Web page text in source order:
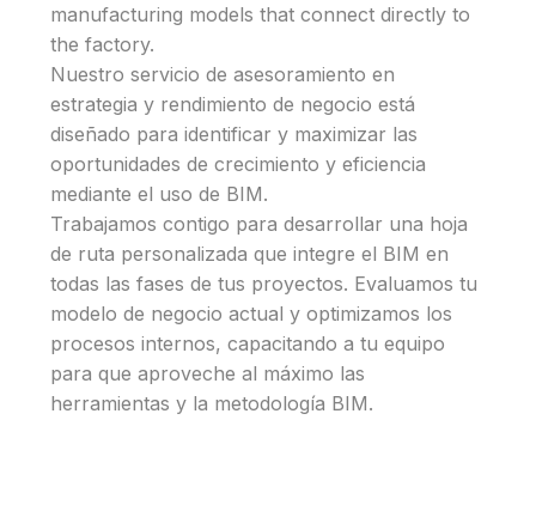
manufacturing models that connect directly to
the factory.
Nuestro servicio de asesoramiento en
estrategia y rendimiento de negocio está
diseñado para identificar y maximizar las
oportunidades de crecimiento y eficiencia
mediante el uso de BIM.
Trabajamos contigo para desarrollar una hoja
de ruta personalizada que integre el BIM en
todas las fases de tus proyectos. Evaluamos tu
modelo de negocio actual y optimizamos los
procesos internos, capacitando a tu equipo
para que aproveche al máximo las
herramientas y la metodología BIM.